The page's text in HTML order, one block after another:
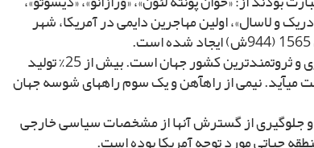
و لاسال»، اولین مهاجرین دایمى در آمریکا، شهر
آمریکا مهم‏ترین کشور سرمایه‏دارى و ثروتمندترین کشور جهان است. بیش از 25% تولید
مى‏آید. نیمى از راه‏آهن و یک سوم راههاى شوسه جهان
جلوگیرى از گسترش آنها از مشخصات سیاسى خارجى